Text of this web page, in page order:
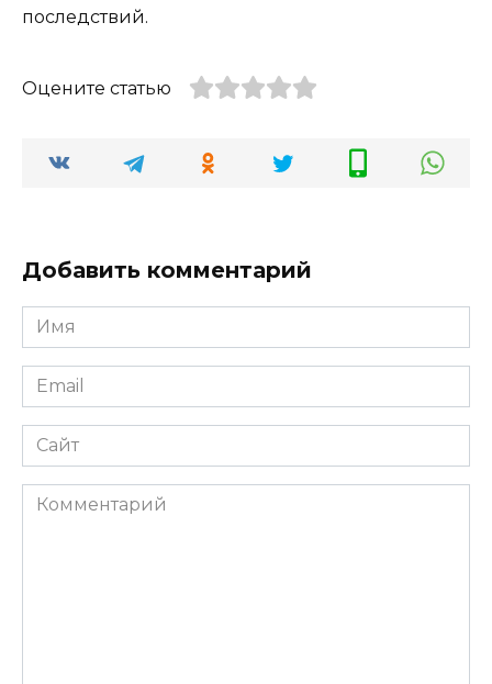
последствий.
Оцените статью
Добавить комментарий
Имя
*
Email
*
Сайт
Комментарий